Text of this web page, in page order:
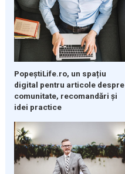
PopeștiLife.ro, un spațiu
digital pentru articole despre
comunitate, recomandări și
idei practice